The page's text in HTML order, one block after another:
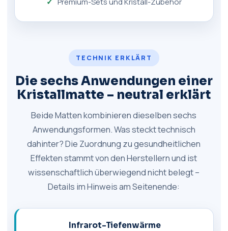
TECHNIK ERKLÄRT
Die sechs Anwendungen einer
Kristallmatte – neutral erklärt
Beide Matten kombinieren dieselben sechs
Anwendungsformen. Was steckt technisch
dahinter? Die Zuordnung zu gesundheitlichen
Effekten stammt von den Herstellern und ist
wissenschaftlich überwiegend nicht belegt –
Details im Hinweis am Seitenende:
Infrarot-Tiefenwärme